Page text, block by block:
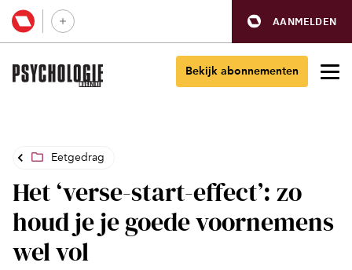
AANMELDEN
Bekijk abonnementen
Eetgedrag
Het ‘verse-start-effect’: zo
houd je je goede voornemens
wel vol